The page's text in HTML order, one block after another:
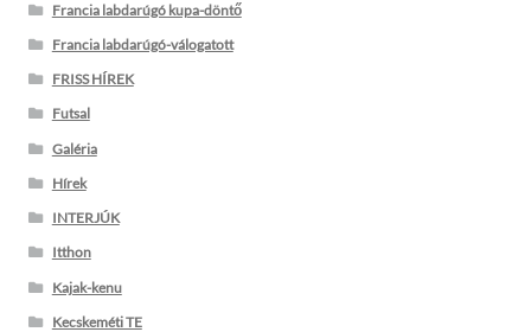
Francia labdarúgó kupa-döntő
Francia labdarúgó-válogatott
FRISS HÍREK
Futsal
Galéria
Hírek
INTERJÚK
Itthon
Kajak-kenu
Kecskeméti TE